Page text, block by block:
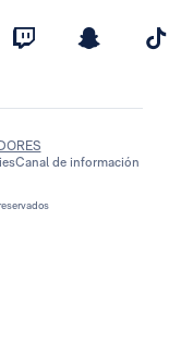
Canal de información